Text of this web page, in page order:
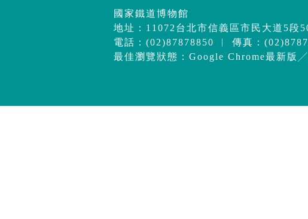
國家鐵道博物館
地址：11072台北市信義區市民大道5段
電話：(02)87878850 ︱ 傳真：
最佳瀏覽狀態：Google Chrome最新版